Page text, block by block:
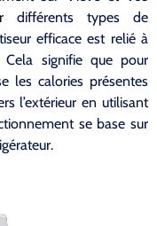
différents types de
efficace est relié à
Cela signifie que pour
les calories présentes
l’extérieur en utilisant
se base sur